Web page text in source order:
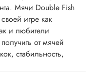
Fish
игре как
и любители
от мячей
стабильность,